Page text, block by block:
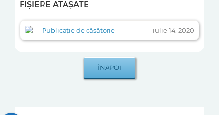
FIȘIERE ATAȘATE
Publicație de căsătorie iulie 14, 2020